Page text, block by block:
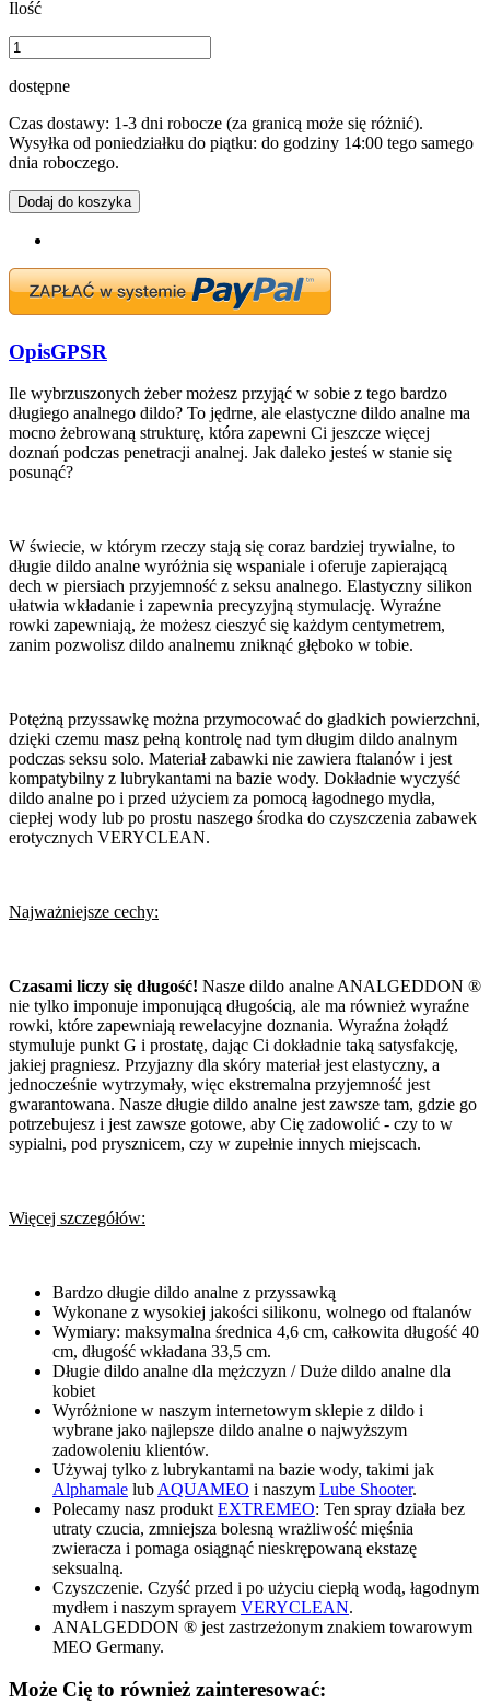
Ilość
dostępne
Czas dostawy: 1-3 dni robocze (za granicą może się różnić).
Wysyłka od poniedziałku do piątku: do godziny 14:00 tego samego
dnia roboczego.
Dodaj do koszyka
OpisGPSR
Ile wybrzuszonych żeber możesz przyjąć w sobie z tego bardzo
długiego analnego dildo? To jędrne, ale elastyczne dildo analne ma
mocno żebrowaną strukturę, która zapewni Ci jeszcze więcej
doznań podczas penetracji analnej. Jak daleko jesteś w stanie się
posunąć?
W świecie, w którym rzeczy stają się coraz bardziej trywialne, to
długie dildo analne wyróżnia się wspaniale i oferuje zapierającą
dech w piersiach przyjemność z seksu analnego. Elastyczny silikon
ułatwia wkładanie i zapewnia precyzyjną stymulację. Wyraźne
rowki zapewniają, że możesz cieszyć się każdym centymetrem,
zanim pozwolisz dildo analnemu zniknąć głęboko w tobie.
Potężną przyssawkę można przymocować do gładkich powierzchni,
dzięki czemu masz pełną kontrolę nad tym długim dildo analnym
podczas seksu solo. Materiał zabawki nie zawiera ftalanów i jest
kompatybilny z lubrykantami na bazie wody. Dokładnie wyczyść
dildo analne po i przed użyciem za pomocą łagodnego mydła,
ciepłej wody lub po prostu naszego środka do czyszczenia zabawek
erotycznych VERYCLEAN.
Najważniejsze cechy:
Czasami liczy się długość! Nasze dildo analne ANALGEDDON ®
nie tylko imponuje imponującą długością, ale ma również wyraźne
rowki, które zapewniają rewelacyjne doznania. Wyraźna żołądź
stymuluje punkt G i prostatę, dając Ci dokładnie taką satysfakcję,
jakiej pragniesz. Przyjazny dla skóry materiał jest elastyczny, a
jednocześnie wytrzymały, więc ekstremalna przyjemność jest
gwarantowana. Nasze długie dildo analne jest zawsze tam, gdzie go
potrzebujesz i jest zawsze gotowe, aby Cię zadowolić - czy to w
sypialni, pod prysznicem, czy w zupełnie innych miejscach.
Więcej szczegółów:
Bardzo długie dildo analne z przyssawką
Wykonane z wysokiej jakości silikonu, wolnego od ftalanów
Wymiary: maksymalna średnica 4,6 cm, całkowita długość 40
cm, długość wkładana 33,5 cm.
Długie dildo analne dla mężczyzn / Duże dildo analne dla
kobiet
Wyróżnione w naszym internetowym sklepie z dildo i
wybrane jako najlepsze dildo analne o najwyższym
zadowoleniu klientów.
Używaj tylko z lubrykantami na bazie wody, takimi jak
Alphamale lub AQUAMEO i naszym Lube Shooter.
Polecamy nasz produkt EXTREMEO: Ten spray działa bez
utraty czucia, zmniejsza bolesną wrażliwość mięśnia
zwieracza i pomaga osiągnąć nieskrępowaną ekstazę
seksualną.
Czyszczenie. Czyść przed i po użyciu ciepłą wodą, łagodnym
mydłem i naszym sprayem VERYCLEAN.
ANALGEDDON ® jest zastrzeżonym znakiem towarowym
MEO Germany.
Może Cię to również zainteresować: